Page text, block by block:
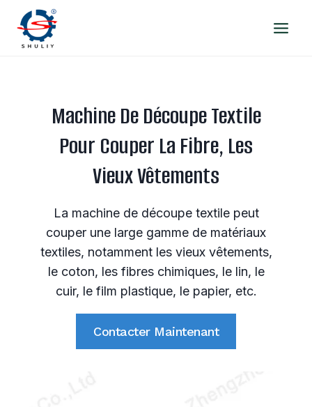
contenu
Machine De Découpe Textile
Pour Couper La Fibre, Les
Vieux Vêtements
La machine de découpe textile peut
couper une large gamme de matériaux
textiles, notamment les vieux vêtements,
le coton, les fibres chimiques, le lin, le
cuir, le film plastique, le papier, etc.
Contacter Maintenant